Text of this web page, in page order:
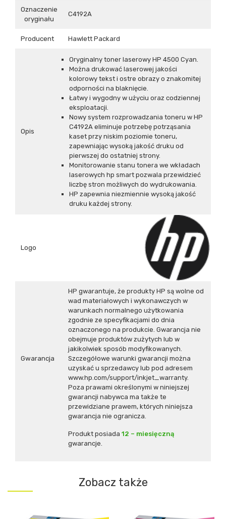
Oznaczenie
oryginału
C4192A
Producent Hawlett Packard
Opis
Oryginalny toner laserowy HP 4500 Cyan.
Można drukować laserowej jakości
kolorowy tekst i ostre obrazy o znakomitej
odporności na blaknięcie.
Łatwy i wygodny w użyciu oraz codziennej
eksploatacji.
Nowy system rozprowadzania toneru w HP
C4192A eliminuje potrzebę potrząsania
kaset przy niskim poziomie toneru,
zapewniając wysoką jakość druku od
pierwszej do ostatniej strony.
Monitorowanie stanu tonera we wkładach
laserowych hp smart pozwala przewidzieć
liczbę stron możliwych do wydrukowania.
HP zapewnia niezmiennie wysoką jakość
druku każdej strony.
Logo
Gwarancja
HP gwarantuje, że produkty HP są wolne od
wad materiałowych i wykonawczych w
warunkach normalnego użytkowania
zgodnie ze specyfikacjami do dnia
oznaczonego na produkcie. Gwarancja nie
obejmuje produktów zużytych lub w
jakikolwiek sposób modyfikowanych.
Szczegółowe warunki gwarancji można
uzyskać u sprzedawcy lub pod adresem
www.hp.com/support/inkjet_warranty.
Poza prawami określonymi w niniejszej
gwarancji nabywca ma także te
przewidziane prawem, których niniejsza
gwarancja nie ogranicza.
Produkt posiada 12 – miesięczną
gwarancje.
Zobacz także